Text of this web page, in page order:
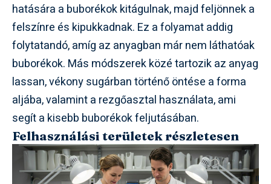
hatására a buborékok kitágulnak, majd feljönnek a
felszínre és kipukkadnak. Ez a folyamat addig
folytatandó, amíg az anyagban már nem láthatóak
buborékok. Más módszerek közé tartozik az anyag
lassan, vékony sugárban történő öntése a forma
aljába, valamint a rezgőasztal használata, ami
segít a kisebb buborékok feljutásában.
Felhasználási területek részletesen